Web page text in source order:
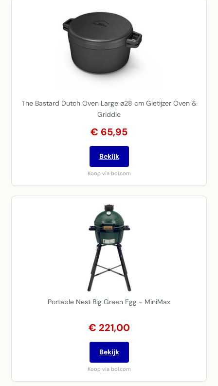
The Bastard Dutch Oven Large ø28 cm Gietijzer Oven &
Griddle
€ 65,95
Bekijk
Koop via bol.com
Portable Nest Big Green Egg - MiniMax
€ 221,00
Bekijk
Koop via bol.com